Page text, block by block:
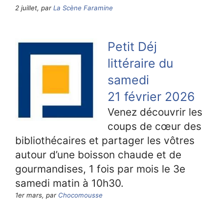
2 juillet, parLa Scène Faramine
Petit Déj
littéraire du
samedi
21 février 2026
Venez découvrir les
coups de cœur des
bibliothécaires et partager les vôtres
autour d’une boisson chaude et de
gourmandises, 1 fois par mois le 3e
samedi matin à 10h30.
1er mars, par Chocomousse